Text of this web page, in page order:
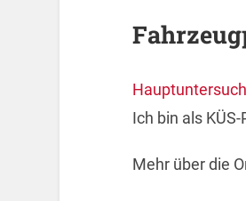
Ich bin als
Mehr über die